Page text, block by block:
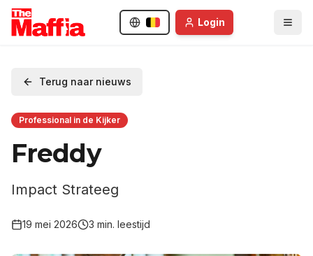
Login
Terug naar nieuws
Professional in de Kijker
Freddy
Impact Strateeg
19 mei 2026 3 min. leestijd